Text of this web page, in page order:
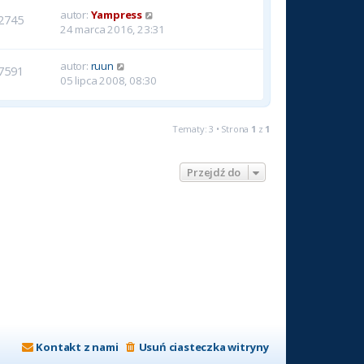
autor: Yampress
24 marca 2016, 23:31
autor: ruun
05 lipca 2008, 08:30
Tematy: 3 • Strona 1 z 1
Przejdź do
Usuń ciasteczka witryny
Kontakt z nami